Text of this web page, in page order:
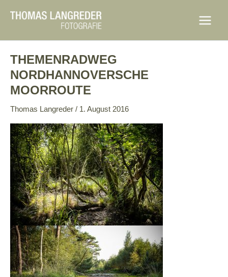
Inhalt
Main
THEMENRADWEG
NORDHANNOVERSCHE
MOORROUTE
Thomas Langreder / 1. August 2016